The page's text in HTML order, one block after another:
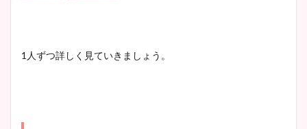
1人ずつ詳しく見ていきましょう。